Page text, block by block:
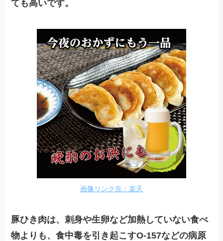
ても高いです。
画像リンク先：楽天
豚ひき肉は、刺身や生卵など加熱していない食べ
物よりも、食中毒を引き起こすO-157などの病原